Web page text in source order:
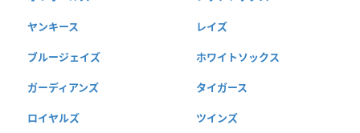
ヤンキース レイズ
ブルージェイズ ホワイトソックス
ガーディアンズ タイガース
ロイヤルズ ツインズ